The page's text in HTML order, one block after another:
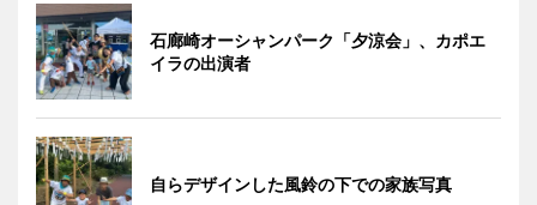
石廊崎オーシャンパーク「夕涼会」、カポエ
イラの出演者
自らデザインした風鈴の下での家族写真